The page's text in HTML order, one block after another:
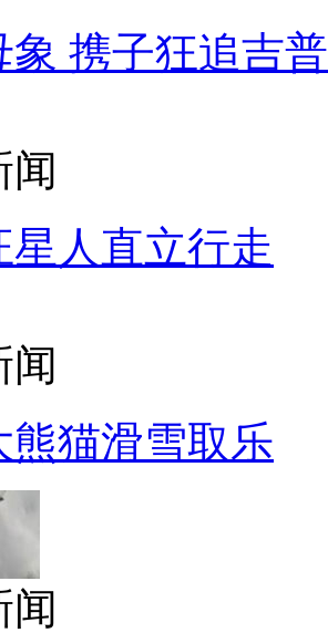
象 携子狂追吉
闻
星人直立行走
闻
熊猫滑雪取乐
闻